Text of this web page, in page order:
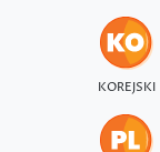
KOREJSKI